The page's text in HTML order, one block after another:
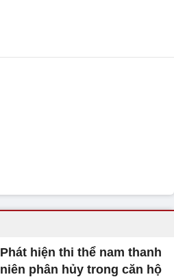
Phát hiện thi thể nam thanh
niên phân hủy trong căn hộ